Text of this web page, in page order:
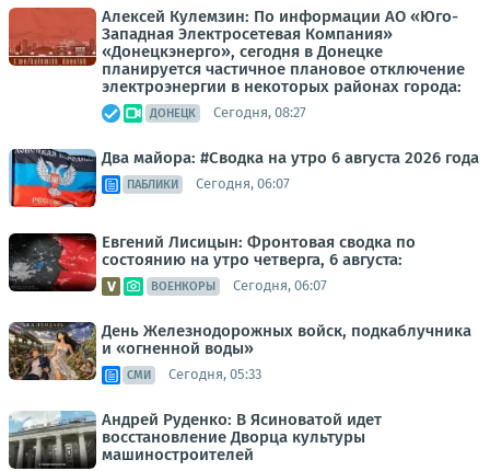
Алексей Кулемзин: По информации АО «Юго-
Западная Электросетевая Компания»
«Донецкэнерго», сегодня в Донецке
планируется частичное плановое отключение
электроэнергии в некоторых районах города:
ДОНЕЦК Сегодня, 08:27
Два майора: #Сводка на утро 6 августа 2026 года
ПАБЛИКИ Сегодня, 06:07
Евгений Лисицын: Фронтовая сводка по
состоянию на утро четверга, 6 августа:
ВОЕНКОРЫ Сегодня, 06:07
День Железнодорожных войск, подкаблучника
и «огненной воды»
СМИ Сегодня, 05:33
Андрей Руденко: В Ясиноватой идет
восстановление Дворца культуры
машиностроителей